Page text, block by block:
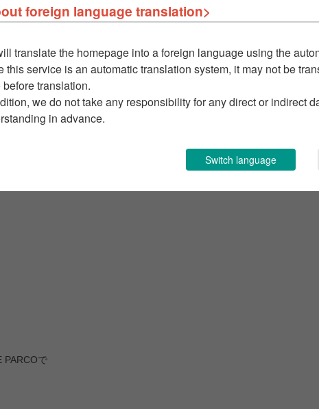
PARCOで
foreign language translation>
translate the homepage into a foreign language using the
this service is an automatic translation system, it may not be
translation.
we do not take any responsibility for any direct or indirect
in advance.
Switch language